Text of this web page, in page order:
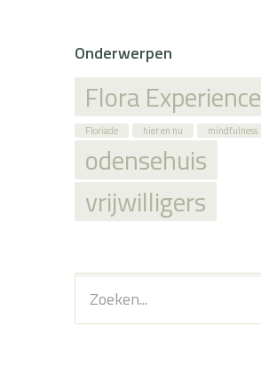
Onderwerpen
Flora Experience
Floriade hier en nu mindfulness
odensehuis
vrijwilligers
Zoeken...